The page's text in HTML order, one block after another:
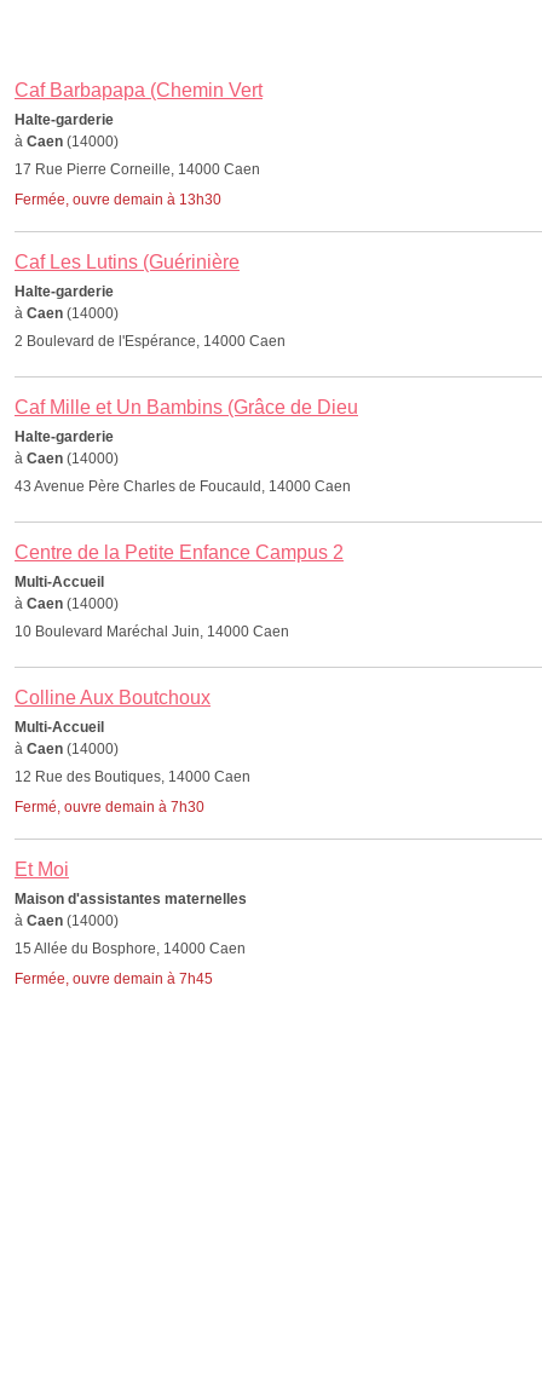
Caf Barbapapa (Chemin Vert
Halte-garderie
à Caen (14000)
17 Rue Pierre Corneille, 14000 Caen
Fermée, ouvre demain à 13h30
Caf Les Lutins (Guérinière
Halte-garderie
à Caen (14000)
2 Boulevard de l'Espérance, 14000 Caen
Caf Mille et Un Bambins (Grâce de Dieu
Halte-garderie
à Caen (14000)
43 Avenue Père Charles de Foucauld, 14000 Caen
Centre de la Petite Enfance Campus 2
Multi-Accueil
à Caen (14000)
10 Boulevard Maréchal Juin, 14000 Caen
Colline Aux Boutchoux
Multi-Accueil
à Caen (14000)
12 Rue des Boutiques, 14000 Caen
Fermé, ouvre demain à 7h30
Et Moi
Maison d'assistantes maternelles
à Caen (14000)
15 Allée du Bosphore, 14000 Caen
Fermée, ouvre demain à 7h45